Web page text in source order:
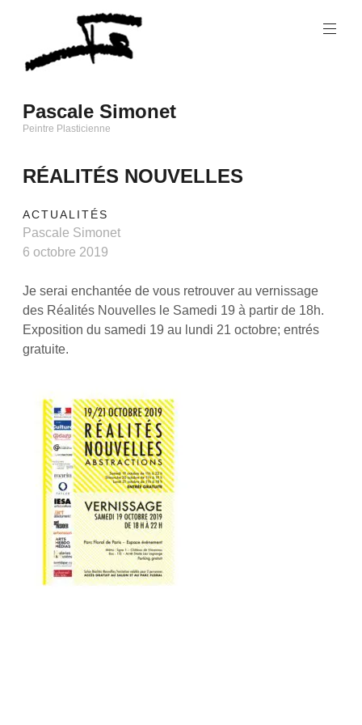
content
Pascale Simonet
Peintre Plasticienne
RÉALITÉS NOUVELLES
ACTUALITÉS
Pascale Simonet
6 octobre 2019
Je serai enchantée de vous retrouver au vernissage
des Réalités Nouvelles le Samedi 19 à partir de 18h.
Exposition du samedi 19 au lundi 21 octobre; entrés
gratuite.